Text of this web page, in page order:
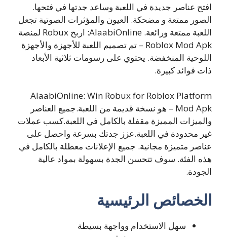
افتح عناصر جديدة في اللعبة وساعد جدتها في فتحها.
الصور ممتعة و مضحكة. العيون والمؤثرات الصوتية تجعل
اللعبة ممتعة ورائعة. AlaabiOnline: اربح Robux لمنصة
Roblox Mod Apk – تم تصميم اللعبة للأجهزة والأجهزة
اللوحية المنخفضة. يحتوي على رسومات ثلاثية الأبعاد
ذات فوائد كبيرة.
AlaabiOnline: Win Robux for Roblox Platform
Mod Apk – هو نسخة قديمة من اللعبة.جميع العناصر
والميزات المميزة مقفلة بالكامل في اللعبة.كسب عملات
غير محدودة في اللعبة.عزز جدتك بسرعة واحصل على
عناصر متميزة مجانية. جميع الإعلانات معطلة بالكامل في
هذه الفئة. سوف تتحسن الجدة بسهولة بمواد عالية
الجودة.
الخصائص الرئيسية
سهل الاستخدام وواجهة بسيطة